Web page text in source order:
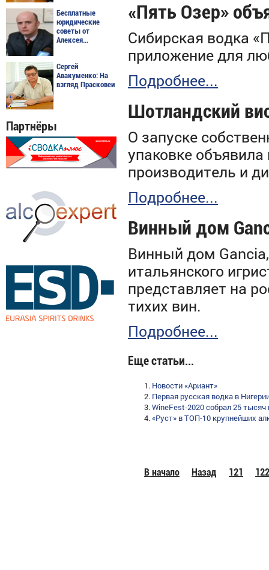
Бесплатные
юридические
советы от
Алексея...
Сергей
Авакуменко: На
взгляд Прасковеи
Партнёры
«Пять Озер»
Сибирская водка
приложение для
Подробнее...
Шотландский
О запуске
упаковке
производитель и
Подробнее...
Винный дом
Винный дом
итальянского
представляет на
тихих вин.
Подробнее...
Еще статьи...
Новости «Ариант»
Первая русская водка в
WineFest-2020 собрал 25 тысяч
«Руст» в ТОП-10 крупнейших
В начало Назад 121 122